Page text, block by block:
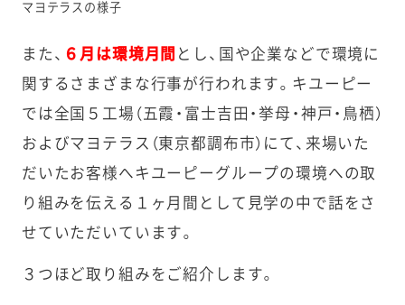
マヨテラスの様子
また、 ６月は環境月間 とし、国や企業などで環境に
関するさまざまな行事が行われます。キユーピー
では全国５工場（五霞・富士吉田・挙母・神戸・鳥栖）
およびマヨテラス（東京都調布市）にて、来場いた
だいたお客様へキユーピーグループの環境への取
り組みを伝える１ヶ月間として見学の中で話をさ
せていただいています。
３つほど取り組みをご紹介します。